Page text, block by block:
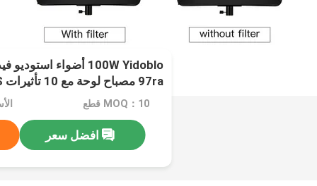
97ra مصباح لوحة مع 10 تأثيرات ROHS
MOQ：10 قطع
افضل سعر